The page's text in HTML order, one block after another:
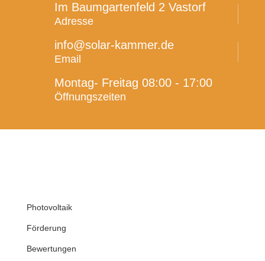
Im Baumgartenfeld 2 Vastorf
Adresse
info@solar-kammer.de
Email
Montag- Freitag 08:00 - 17:00
Öffnungszeiten
Photovoltaik
Förderung
Bewertungen